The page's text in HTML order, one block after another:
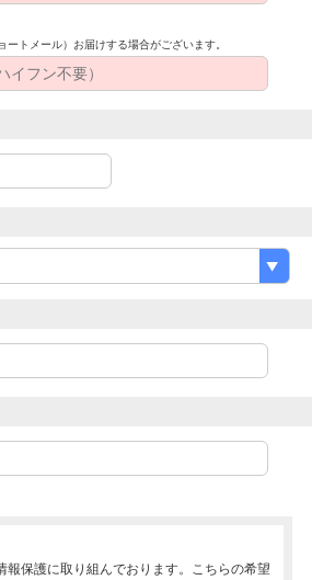
トメール）お届けする場合がございます。
保護に取り組んでおります。こちらの希望